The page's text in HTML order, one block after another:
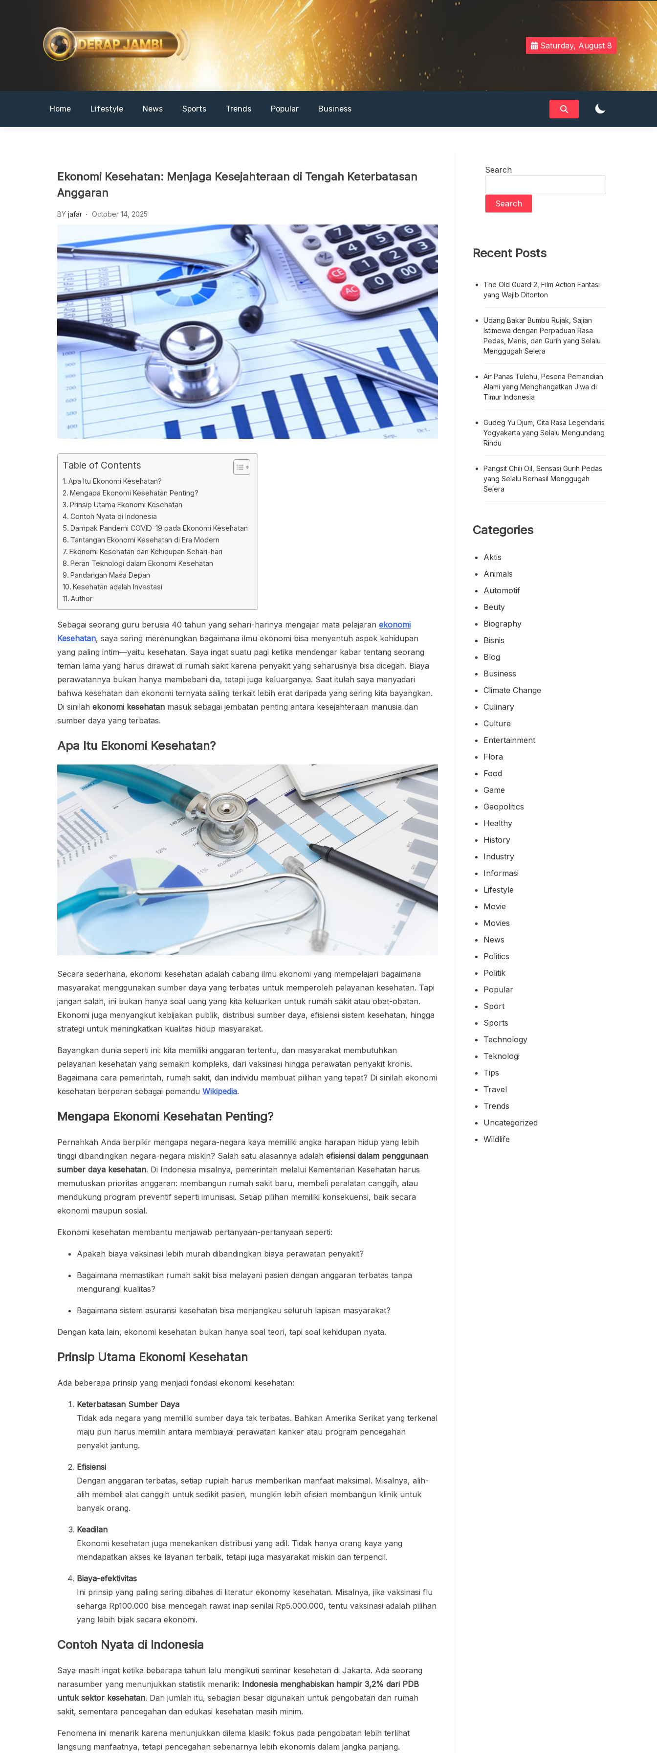
DERAPJAMBI
Saturday, August 8
Home Lifestyle News Sports Trends Popular Business
Ekonomi Kesehatan: Menjaga Kesejahteraan di Tengah Keterbatasan
Anggaran
BY jafar October 14, 2025
Table of Contents
Apa Itu Ekonomi Kesehatan?
Mengapa Ekonomi Kesehatan Penting?
Prinsip Utama Ekonomi Kesehatan
Contoh Nyata di Indonesia
Dampak Pandemi COVID-19 pada Ekonomi Kesehatan
Tantangan Ekonomi Kesehatan di Era Modern
Ekonomi Kesehatan dan Kehidupan Sehari-hari
Peran Teknologi dalam Ekonomi Kesehatan
Pandangan Masa Depan
Kesehatan adalah Investasi
Author
Sebagai seorang guru berusia 40 tahun yang sehari-harinya mengajar mata pelajaran ekonomi
Kesehatan, saya sering merenungkan bagaimana ilmu ekonomi bisa menyentuh aspek kehidupan
yang paling intim—yaitu kesehatan. Saya ingat suatu pagi ketika mendengar kabar tentang seorang
teman lama yang harus dirawat di rumah sakit karena penyakit yang seharusnya bisa dicegah. Biaya
perawatannya bukan hanya membebani dia, tetapi juga keluarganya. Saat itulah saya menyadari
bahwa kesehatan dan ekonomi ternyata saling terkait lebih erat daripada yang sering kita bayangkan.
Di sinilah ekonomi kesehatan masuk sebagai jembatan penting antara kesejahteraan manusia dan
sumber daya yang terbatas.
Apa Itu Ekonomi Kesehatan?
Secara sederhana, ekonomi kesehatan adalah cabang ilmu ekonomi yang mempelajari bagaimana
masyarakat menggunakan sumber daya yang terbatas untuk memperoleh pelayanan kesehatan. Tapi
jangan salah, ini bukan hanya soal uang yang kita keluarkan untuk rumah sakit atau obat-obatan.
Ekonomi juga menyangkut kebijakan publik, distribusi sumber daya, efisiensi sistem kesehatan, hingga
strategi untuk meningkatkan kualitas hidup masyarakat.
Bayangkan dunia seperti ini: kita memiliki anggaran tertentu, dan masyarakat membutuhkan
pelayanan kesehatan yang semakin kompleks, dari vaksinasi hingga perawatan penyakit kronis.
Bagaimana cara pemerintah, rumah sakit, dan individu membuat pilihan yang tepat? Di sinilah ekonomi
kesehatan berperan sebagai pemandu Wikipedia.
Mengapa Ekonomi Kesehatan Penting?
Pernahkah Anda berpikir mengapa negara-negara kaya memiliki angka harapan hidup yang lebih
tinggi dibandingkan negara-negara miskin? Salah satu alasannya adalah efisiensi dalam penggunaan
sumber daya kesehatan. Di Indonesia misalnya, pemerintah melalui Kementerian Kesehatan harus
memutuskan prioritas anggaran: membangun rumah sakit baru, membeli peralatan canggih, atau
mendukung program preventif seperti imunisasi. Setiap pilihan memiliki konsekuensi, baik secara
ekonomi maupun sosial.
Ekonomi kesehatan membantu menjawab pertanyaan-pertanyaan seperti:
Apakah biaya vaksinasi lebih murah dibandingkan biaya perawatan penyakit?
Bagaimana memastikan rumah sakit bisa melayani pasien dengan anggaran terbatas tanpa
mengurangi kualitas?
Bagaimana sistem asuransi kesehatan bisa menjangkau seluruh lapisan masyarakat?
Dengan kata lain, ekonomi kesehatan bukan hanya soal teori, tapi soal kehidupan nyata.
Prinsip Utama Ekonomi Kesehatan
Ada beberapa prinsip yang menjadi fondasi ekonomi kesehatan:
Keterbatasan Sumber Daya
Tidak ada negara yang memiliki sumber daya tak terbatas. Bahkan Amerika Serikat yang terkenal
maju pun harus memilih antara membiayai perawatan kanker atau program pencegahan
penyakit jantung.
Efisiensi
Dengan anggaran terbatas, setiap rupiah harus memberikan manfaat maksimal. Misalnya, alih-
alih membeli alat canggih untuk sedikit pasien, mungkin lebih efisien membangun klinik untuk
banyak orang.
Keadilan
Ekonomi kesehatan juga menekankan distribusi yang adil. Tidak hanya orang kaya yang
mendapatkan akses ke layanan terbaik, tetapi juga masyarakat miskin dan terpencil.
Biaya-efektivitas
Ini prinsip yang paling sering dibahas di literatur ekonomy kesehatan. Misalnya, jika vaksinasi flu
seharga Rp100.000 bisa mencegah rawat inap senilai Rp5.000.000, tentu vaksinasi adalah pilihan
yang lebih bijak secara ekonomi.
Contoh Nyata di Indonesia
Saya masih ingat ketika beberapa tahun lalu mengikuti seminar kesehatan di Jakarta. Ada seorang
narasumber yang menunjukkan statistik menarik: Indonesia menghabiskan hampir 3,2% dari PDB
untuk sektor kesehatan. Dari jumlah itu, sebagian besar digunakan untuk pengobatan dan rumah
sakit, sementara pencegahan dan edukasi kesehatan masih minim.
Fenomena ini menarik karena menunjukkan dilema klasik: fokus pada pengobatan lebih terlihat
langsung manfaatnya, tetapi pencegahan sebenarnya lebih ekonomis dalam jangka panjang.
Search
Search
Recent Posts
The Old Guard 2, Film Action Fantasi
yang Wajib Ditonton
Udang Bakar Bumbu Rujak, Sajian
Istimewa dengan Perpaduan Rasa
Pedas, Manis, dan Gurih yang Selalu
Menggugah Selera
Air Panas Tulehu, Pesona Pemandian
Alami yang Menghangatkan Jiwa di
Timur Indonesia
Gudeg Yu Djum, Cita Rasa Legendaris
Yogyakarta yang Selalu Mengundang
Rindu
Pangsit Chili Oil, Sensasi Gurih Pedas
yang Selalu Berhasil Menggugah
Selera
Categories
Aktis
Animals
Automotif
Beuty
Biography
Bisnis
Blog
Business
Climate Change
Culinary
Culture
Entertainment
Flora
Food
Game
Geopolitics
Healthy
History
Industry
Informasi
Lifestyle
Movie
Movies
News
Politics
Politik
Popular
Sport
Sports
Technology
Teknologi
Tips
Travel
Trends
Uncategorized
Wildlife